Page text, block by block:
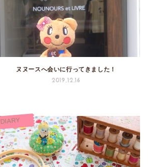
ヌヌースへ会いに行ってきました！
2019.12.16
DIARY